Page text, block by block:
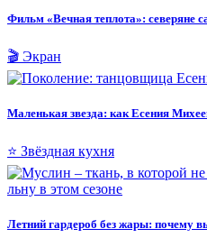
Фильм «Вечная теплота»: северяне
🎬 Экран
Маленькая звезда: как Есения
⭐ Звёздная кухня
Летний гардероб без жары: почему